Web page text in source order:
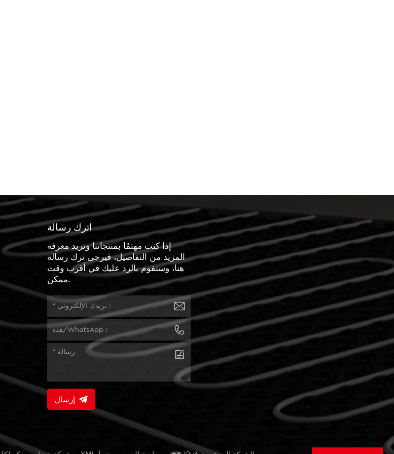
اترك رسالة
إذا كنت مهتمًا بمنتجاتنا وتريد معرفة
المزيد من التفاصيل، فيرجى ترك رسالة
هنا، وسنقوم بالرد عليك في أقرب وقت
ممكن.
إرسال